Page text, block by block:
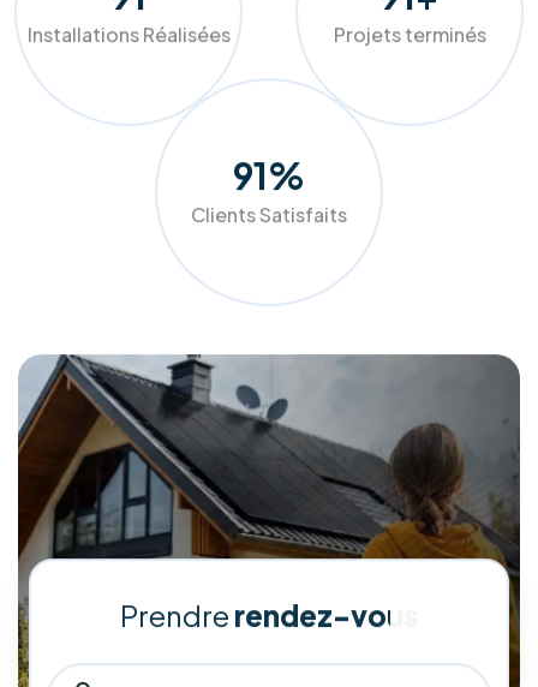
Z pour un avenir plus vert et plus économique.
Demander mon audit gratuit
10
années